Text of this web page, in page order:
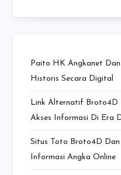
Paito HK Angkanet
Historis Secara Digital
Link Alternatif Broto4D
Akses Informasi Di Era
Situs Toto Broto4D Dan
Informasi Angka Online